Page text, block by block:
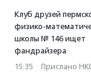
Клуб друзей
физико-
школы № 146 ищет
фандрайзера
15:35 · Прислано